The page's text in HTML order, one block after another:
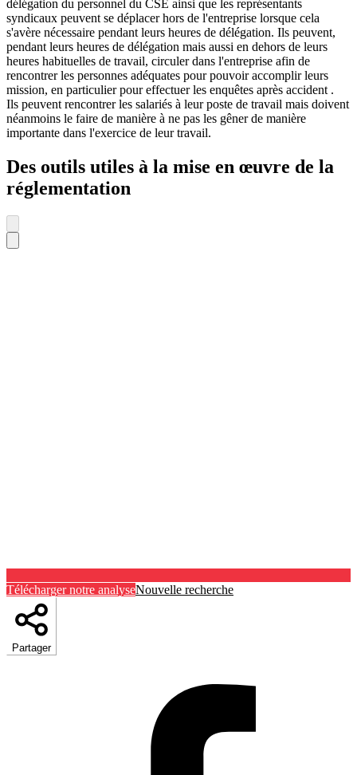
délégation du personnel du CSE ainsi que les représentants
syndicaux peuvent se déplacer hors de l'entreprise lorsque cela
s'avère nécessaire pendant leurs heures de délégation. Ils peuvent,
pendant leurs heures de délégation mais aussi en dehors de leurs
heures habituelles de travail, circuler dans l'entreprise afin de
rencontrer les personnes adéquates pour pouvoir accomplir leurs
mission, en particulier pour effectuer les enquêtes après accident .
Ils peuvent rencontrer les salariés à leur poste de travail mais doivent
néanmoins le faire de manière à ne pas les gêner de manière
importante dans l'exercice de leur travail.
Des outils utiles à la mise en œuvre de la
réglementation
Télécharger notre analyseNouvelle recherche
Partager